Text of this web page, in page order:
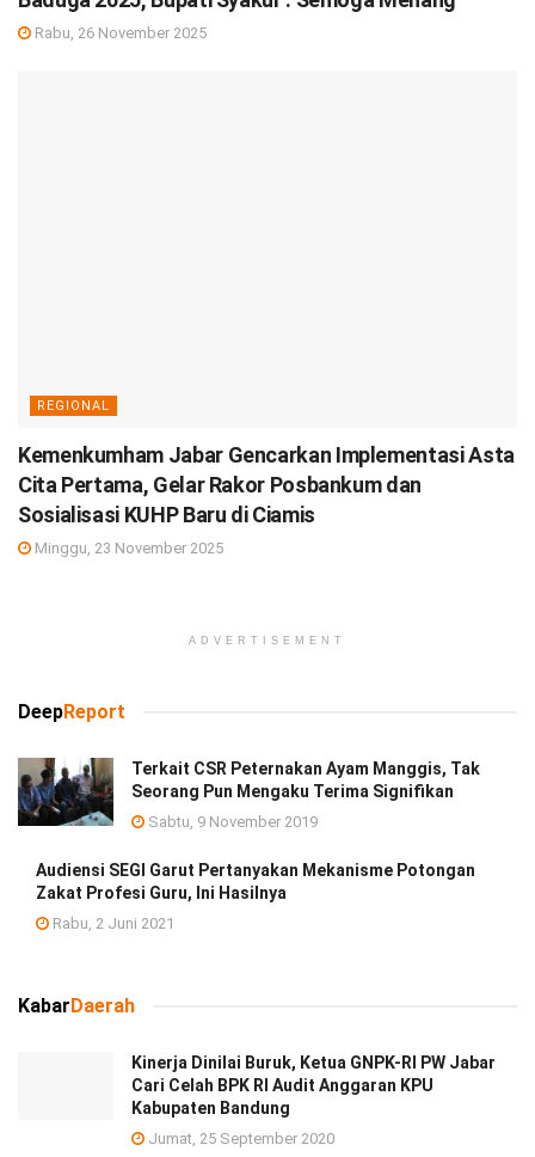
Rabu, 26 November 2025
REGIONAL
Kemenkumham Jabar Gencarkan Implementasi Asta
Cita Pertama, Gelar Rakor Posbankum dan
Sosialisasi KUHP Baru di Ciamis
Minggu, 23 November 2025
ADVERTISEMENT
DeepReport
Terkait CSR Peternakan Ayam Manggis, Tak
Seorang Pun Mengaku Terima Signifikan
Sabtu, 9 November 2019
Audiensi SEGI Garut Pertanyakan Mekanisme Potongan
Zakat Profesi Guru, Ini Hasilnya
Rabu, 2 Juni 2021
KabarDaerah
Kinerja Dinilai Buruk, Ketua GNPK-RI PW Jabar
Cari Celah BPK RI Audit Anggaran KPU
Kabupaten Bandung
Jumat, 25 September 2020